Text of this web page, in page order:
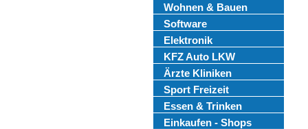
Wohnen & Bauen
Software
Elektronik
KFZ Auto LKW
Ärzte Kliniken
Sport Freizeit
Essen & Trinken
Einkaufen - Shops